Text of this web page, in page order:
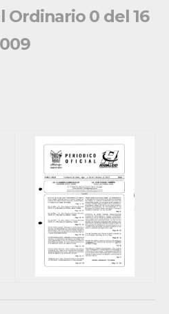
Ordinario 0 del 16